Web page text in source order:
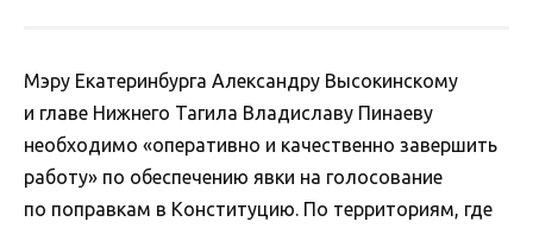
Мэру Екатеринбурга Александру Высокинскому
и главе Нижнего Тагила Владиславу Пинаеву
необходимо «оперативно и качественно завершить
работу» по обеспечению явки на голосование
по поправкам в Конституцию. По территориям, где